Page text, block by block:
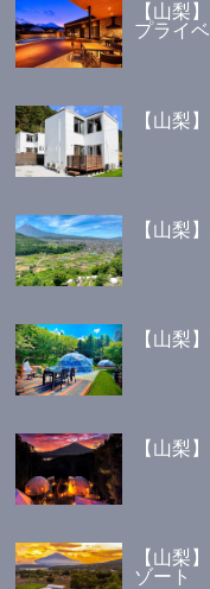
【山梨
プライ
【山梨
【山梨
【山梨
【山梨
【山梨
ゾート